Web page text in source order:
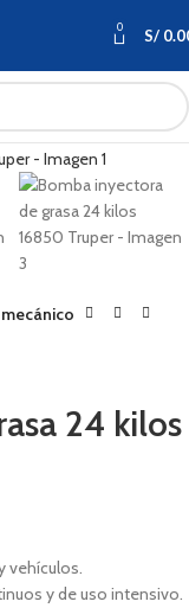
0 S/
24 kilos
vehículos.
y de uso intensivo.